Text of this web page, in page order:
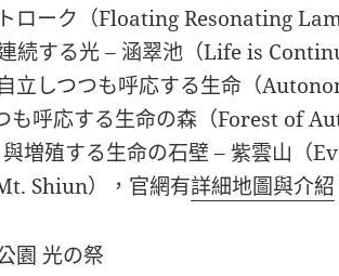
ローク（Floating Resonating
続する光 – 涵翠池（Life is
立しつつも呼応する生命（
も呼応する生命の森（Forest of
増殖する生命の石壁 – 紫雲山（
Shiun），官網有詳細地圖與介紹